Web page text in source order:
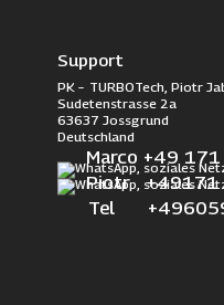
Support
PK – TURBOTech, Piotr
Sudetenstrasse 2a
63637 Jossgrund
Deutschland
Marco +49
Piotr +49171
Tel